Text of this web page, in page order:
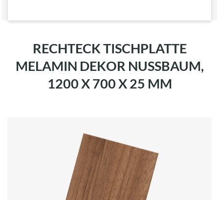
RECHTECK TISCHPLATTE
MELAMIN DEKOR NUSSBAUM,
1200 X 700 X 25 MM